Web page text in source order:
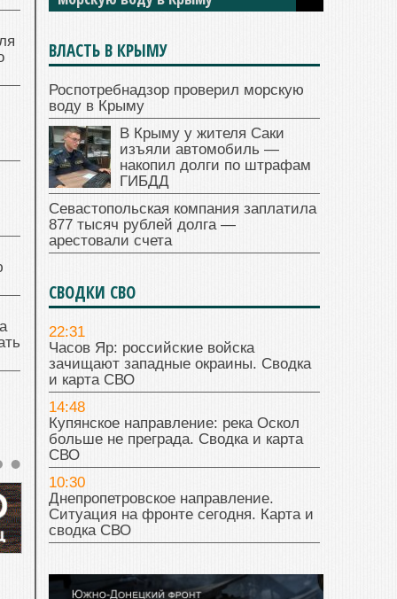
ВЛАСТЬ В КРЫМУ
Роспотребнадзор проверил морскую
воду в Крыму
В Крыму у жителя Саки
изъяли автомобиль —
накопил долги по штрафам
ГИБДД
Севастопольская компания заплатила
877 тысяч рублей долга —
арестовали счета
СВОДКИ СВО
22:31
Часов Яр: российские войска
зачищают западные окраины. Сводка
и карта СВО
14:48
Купянское направление: река Оскол
больше не преграда. Сводка и карта
СВО
10:30
Днепропетровское направление.
Ситуация на фронте сегодня. Карта и
сводка СВО